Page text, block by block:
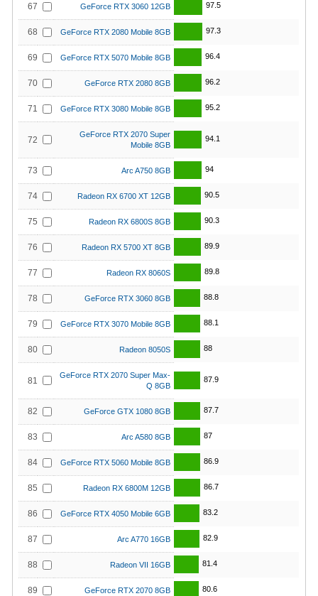
67 GeForce RTX 3060 12GB 97.5
68 GeForce RTX 2080 Mobile 8GB 97.3
69 GeForce RTX 5070 Mobile 8GB 96.4
70 GeForce RTX 2080 8GB 96.2
71 GeForce RTX 3080 Mobile 8GB 95.2
72
GeForce RTX 2070 Super
Mobile 8GB
94.1
73 Arc A750 8GB 94
74 Radeon RX 6700 XT 12GB 90.5
75 Radeon RX 6800S 8GB 90.3
76 Radeon RX 5700 XT 8GB 89.9
77 Radeon RX 8060S 89.8
78 GeForce RTX 3060 8GB 88.8
79 GeForce RTX 3070 Mobile 8GB 88.1
80 Radeon 8050S 88
81
GeForce RTX 2070 Super Max-
Q 8GB
87.9
82 GeForce GTX 1080 8GB 87.7
83 Arc A580 8GB 87
84 GeForce RTX 5060 Mobile 8GB 86.9
85 Radeon RX 6800M 12GB 86.7
86 GeForce RTX 4050 Mobile 6GB 83.2
87 Arc A770 16GB 82.9
88 Radeon VII 16GB 81.4
89 GeForce RTX 2070 8GB 80.6